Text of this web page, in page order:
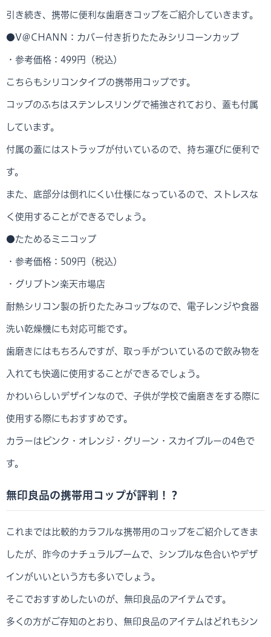
引き続き、携帯に便利な歯磨きコップをご紹介していきます。
●V＠CHANN：カバー付き折りたたみシリコーンカップ
・参考価格：499円（税込）
こちらもシリコンタイプの携帯用コップです。
コップのふちはステンレスリングで補強されており、蓋も付属
しています。
付属の蓋にはストラップが付いているので、持ち運びに便利で
す。
また、底部分は倒れにくい仕様になっているので、ストレスな
く使用することができるでしょう。
●たためるミニコップ
・参考価格：509円（税込）
・グリプトン楽天市場店
耐熱シリコン製の折りたたみコップなので、電子レンジや食器
洗い乾燥機にも対応可能です。
歯磨きにはもちろんですが、取っ手がついているので飲み物を
入れても快適に使用することができるでしょう。
かわいらしいデザインなので、子供が学校で歯磨きをする際に
使用する際にもおすすめです。
カラーはピンク・オレンジ・グリーン・スカイブルーの4色で
す。
無印良品の携帯用コップが評判！？
これまでは比較的カラフルな携帯用のコップをご紹介してきま
したが、昨今のナチュラルブームで、シンプルな色合いやデザ
インがいいという方も多いでしょう。
そこでおすすめしたいのが、無印良品のアイテムです。
多くの方がご存知のとおり、無印良品のアイテムはどれもシン